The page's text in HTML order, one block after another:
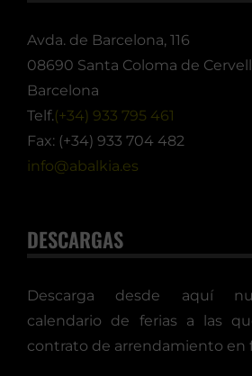
Avda. de Barcelona, 116
08690 Santa Coloma de
Barcelona
Telf.(+34) 933 795 461
Fax: (+34) 933 704 482
info@abalkia.es
DESCARGAS
Descarga desde aquí
calendario de ferias a las
contrato de arrendamiento en